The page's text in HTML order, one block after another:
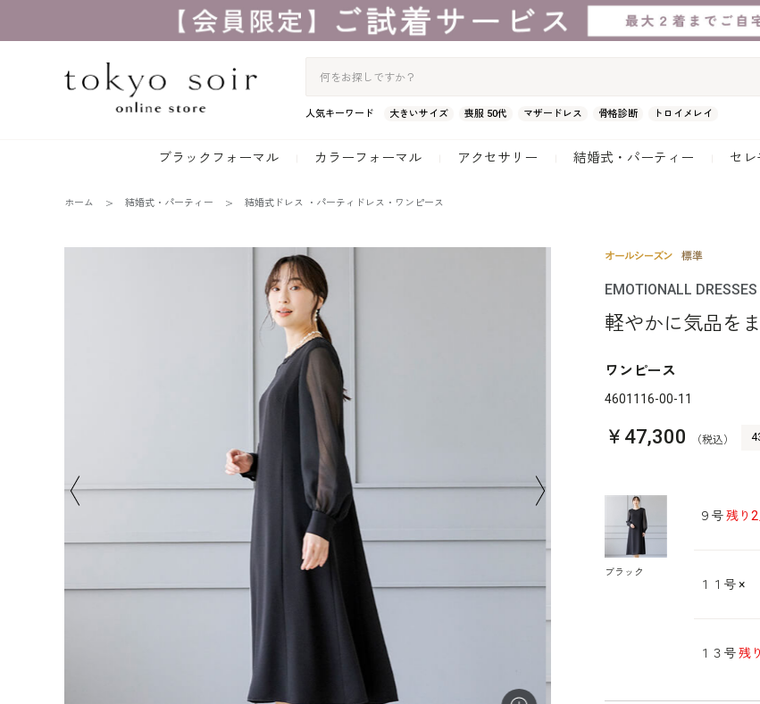
人気キーワード 大きいサイズ 喪服 50代 マザードレス 骨格診断 トロイメレイ
ブラックフォーマル カラーフォーマル アクセサリー 結婚式・パーティー セレ
ホーム 結婚式・パーティー 結婚式ドレス ・パーティドレス・ワンピース
EMOTIONALL DRESSES
軽やかに気品を
ワンピース
4601116-00-11
￥47,300 （税込）
ブラック
９号残り
１１号×
１３号残